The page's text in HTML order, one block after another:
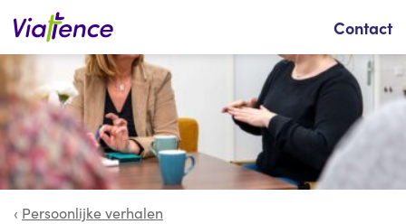
Contact
Zoeken
Persoonlijke verhalen